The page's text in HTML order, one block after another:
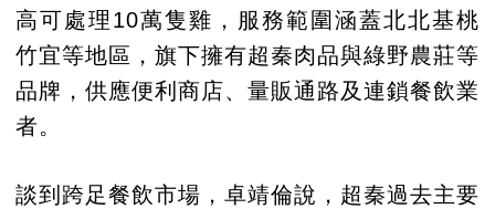
高可處理10萬隻雞，服務範圍涵蓋北北基桃
竹宜等地區，旗下擁有超秦肉品與綠野農莊等
品牌，供應便利商店、量販通路及連鎖餐飲業
者。
談到跨足餐飲市場，卓靖倫說，超秦過去主要